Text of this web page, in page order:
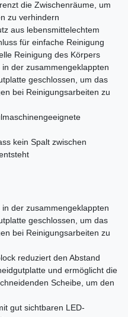
die Zwischenräume, um
zu verhindern
aus lebensmittelechtem
für einfache Reinigung
Reinigung des Körpers
der zusammengeklappten
geschlossen, um das
bei Reinigungsarbeiten zu
kein Spalt zwischen
der zusammengeklappten
geschlossen, um das
bei Reinigungsarbeiten zu
reduziert den Abstand
und ermöglicht die
Scheibe, um den
gut sichtbaren LED-